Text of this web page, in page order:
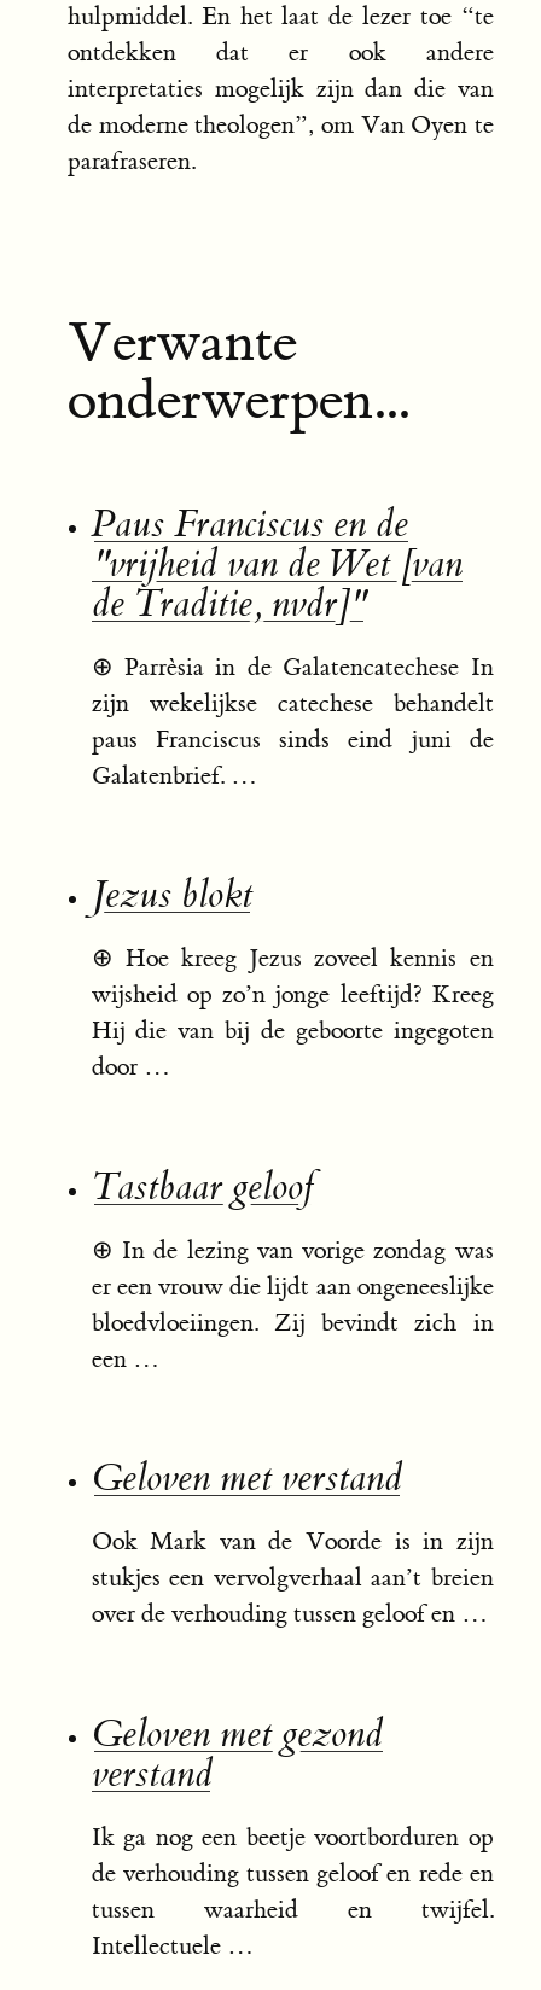
hulpmiddel. En het laat de lezer toe “te
ontdekken dat er ook andere
interpretaties mogelijk zijn dan die van
de moderne theologen”, om Van Oyen te
parafraseren.
Verwante
onderwerpen...
Paus Franciscus en de
"vrijheid van de Wet [van
de Traditie, nvdr]"
⊕Parrèsia in de Galatencatechese In
zijn wekelijkse catechese behandelt
paus Franciscus sinds eind juni de
Galatenbrief. …
Jezus blokt
⊕ Hoe kreeg Jezus zoveel kennis en
wijsheid op zo’n jonge leeftijd? Kreeg
Hij die van bij de geboorte ingegoten
door …
Tastbaar geloof
⊕ In de lezing van vorige zondag was
er een vrouw die lijdt aan ongeneeslijke
bloedvloeiingen. Zij bevindt zich in
een …
Geloven met verstand
Ook Mark van de Voorde is in zijn
stukjes een vervolgverhaal aan’t breien
over de verhouding tussen geloof en …
Geloven met gezond
verstand
Ik ga nog een beetje voortborduren op
de verhouding tussen geloof en rede en
tussen waarheid en twijfel.
Intellectuele …